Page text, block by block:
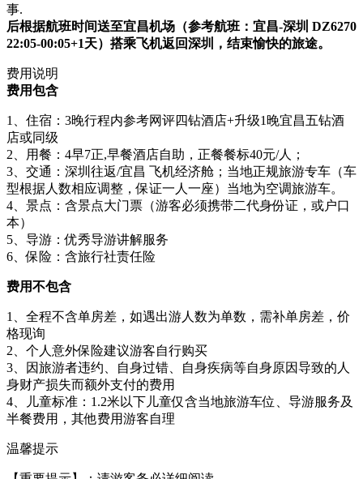
事.
后根据航班时间送至宜昌机场（参考航班：宜昌-深圳 DZ6270
22:05-00:05+1天）搭乘飞机返回深圳，结束愉快的旅途。
费用说明
费用包含
1、住宿：3晚行程内参考网评四钻酒店+升级1晚宜昌五钻酒
店或同级
2、用餐：4早7正,早餐酒店自助，正餐餐标40元/人；
3、交通：深圳往返/宜昌 飞机经济舱；当地正规旅游专车（车
型根据人数相应调整，保证一人一座）当地为空调旅游车。
4、景点：含景点大门票（游客必须携带二代身份证，或户口
本）
5、导游：优秀导游讲解服务
6、保险：含旅行社责任险
费用不包含
1、全程不含单房差，如遇出游人数为单数，需补单房差，价
格现询
2、个人意外保险建议游客自行购买
3、因旅游者违约、自身过错、自身疾病等自身原因导致的人
身财产损失而额外支付的费用
4、儿童标准：1.2米以下儿童仅含当地旅游车位、导游服务及
半餐费用，其他费用游客自理
温馨提示